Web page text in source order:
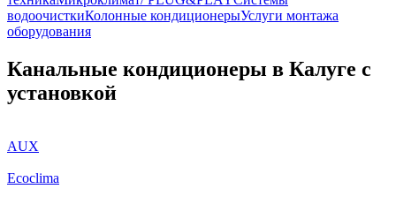
водоочисткиКолонные кондиционерыУслуги монтажа
оборудования
Канальные кондиционеры в Калуге с
установкой
AUX
Ecoclima